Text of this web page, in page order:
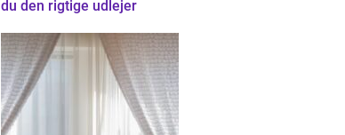
du den rigtige udlejer